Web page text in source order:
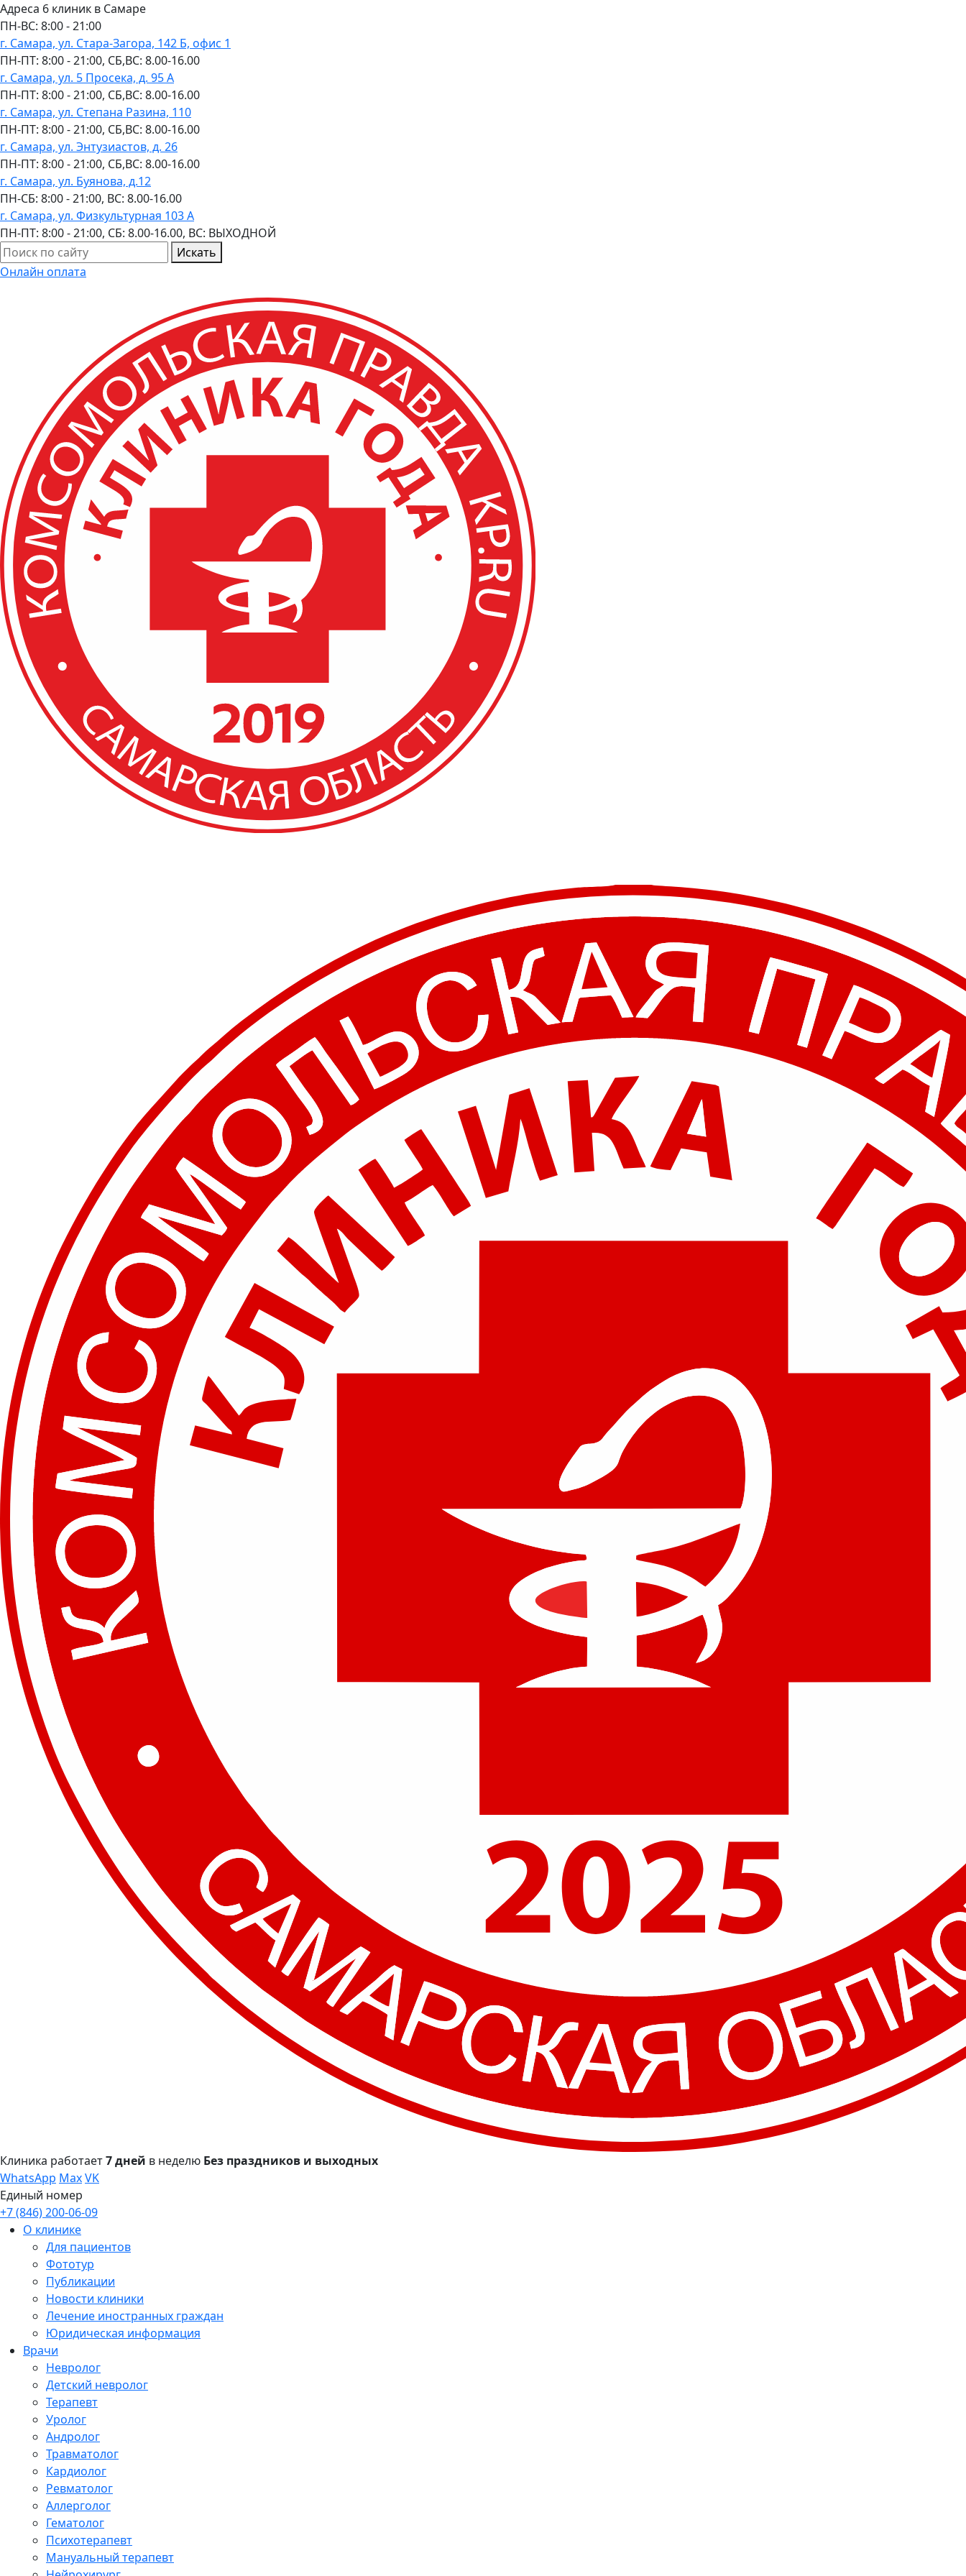
Адреса 6 клиник в Самаре
ПН-ВC: 8:00 - 21:00
г. Самара, ул. Стара-Загора, 142 Б, офис 1
ПН-ПТ: 8:00 - 21:00, СБ,ВС: 8.00-16.00
г. Самара, ул. 5 Просека, д. 95 А
ПН-ПТ: 8:00 - 21:00, СБ,ВС: 8.00-16.00
г. Самара, ул. Степана Разина, 110
ПН-ПТ: 8:00 - 21:00, СБ,ВС: 8.00-16.00
г. Самара, ул. Энтузиастов, д. 26
ПН-ПТ: 8:00 - 21:00, СБ,ВС: 8.00-16.00
г. Самара, ул. Буянова, д.12
ПН-СБ: 8:00 - 21:00, ВС: 8.00-16.00
г. Самара, ул. Физкультурная 103 А
ПН-ПТ: 8:00 - 21:00, СБ: 8.00-16.00, ВС: ВЫХОДНОЙ
Искать
Онлайн оплата
Клиника работает7 дней в неделю Без праздников и выходных
WhatsApp MaxVK
Единый номер
+7 (846) 200-06-09
О клинике
Для пациентов
Фототур
Публикации
Новости клиники
Лечение иностранных граждан
Юридическая информация
Врачи
Невролог
Детский невролог
Терапевт
Уролог
Андролог
Травматолог
Кардиолог
Ревматолог
Аллерголог
Гематолог
Психотерапевт
Мануальный терапевт